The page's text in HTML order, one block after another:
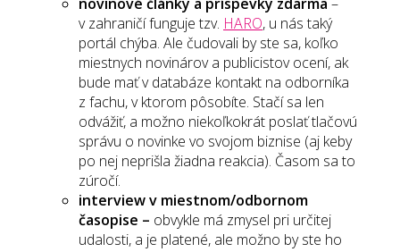
v zahraničí funguje tzv. HARO, u nás taký
portál chýba. Ale čudovali by ste sa, koľko
miestnych novinárov a publicistov ocení, ak
bude mať v databáze kontakt na odborníka
z fachu, v ktorom pôsobíte. Stačí sa len
odvážiť, a možno niekoľkokrát poslať tlačovú
správu o novinke vo svojom biznise (aj keby
po nej neprišla žiadna reakcia). Časom sa to
zúročí.
interview v miestnom/odbornom
časopise – obvykle má zmysel pri určitej
udalosti, a je platené, ale možno by ste ho